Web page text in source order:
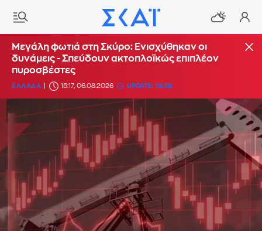
Μεγάλη φωτιά στη Σκύρο: Ενισχύθηκαν οι
δυνάμεις - Σπεύδουν ακτοπλοϊκώς επιπλέον
πυροσβέστες
ΕΛΛΑΔΑ 15:17, 06.08.2026 UPDATE: 19:38